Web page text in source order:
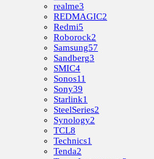
realme3
REDMAGIC2
Redmi5
Roborock2
Samsung57
Sandberg3
SMIC4
Sonos11
Sony39
Starlink1
SteelSeries2
Synology2
TCL8
Technics1
Tenda2